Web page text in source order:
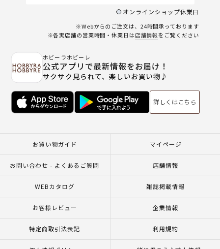
オンラインショップ休業日
※Webからのご注文は、24時間承っております
※各実店舗の営業時間・休業日は店舗情報をご覧ください
ホビーラホビーレ
公式アプリで最新情報をお届け！
サクサク見られて、楽しいお買い物♪
詳しくはこちら
お買い物ガイド マイページ
お問い合わせ - よくあるご質問 店舗情報
WEBカタログ 雑誌掲載情報
お客様レビュー 企業情報
特定商取引法表記 利用規約